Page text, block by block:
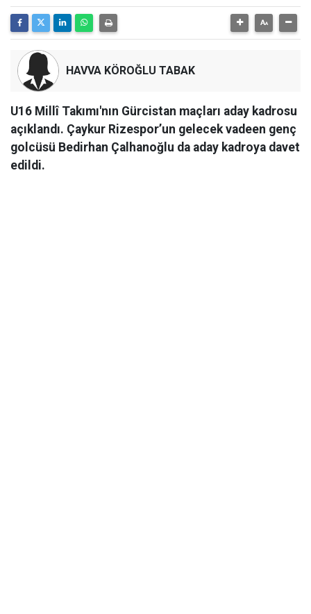
HAVVA KÖROĞLU TABAK
U16 Millî Takımı'nın Gürcistan maçları aday kadrosu
açıklandı. Çaykur Rizespor’un gelecek vadeen genç
golcüsü Bedirhan Çalhanoğlu da aday kadroya davet
edildi.